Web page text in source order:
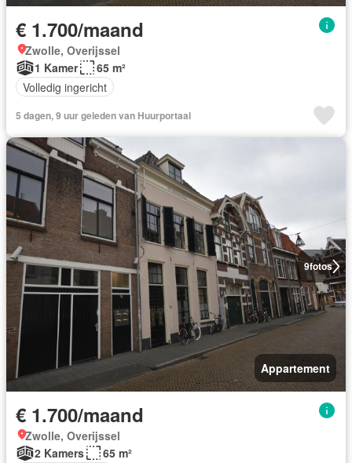
€ 1.700/maand
Zwolle, Overijssel
1 Kamer
65 m²
Volledig ingericht
5 dagen, 9 uur geleden van Huurportaal
9fotos
Appartement
€ 1.700/maand
Zwolle, Overijssel
2 Kamers
65 m²